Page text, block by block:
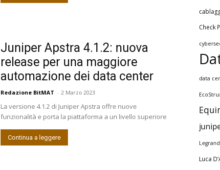
Juniper Apstra 4.1.2: nuova
release per una maggiore
automazione dei data center
Redazione BitMAT - 2 Marzo 2023
La versione 4.1.2 di Juniper Apstra offre nuove
funzionalità e porta la piattaforma a un livello superiore
Continua a leggere
Check
data
Legrand
Luca